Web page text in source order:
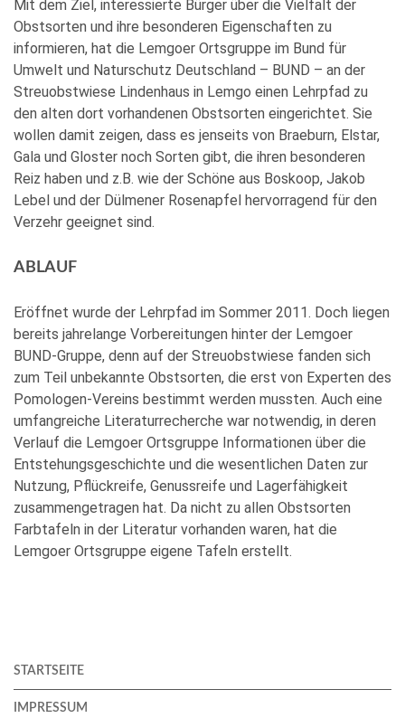
Mit dem Ziel, interessierte Bürger über die Vielfalt der
Obstsorten und ihre besonderen Eigenschaften zu
informieren, hat die Lemgoer Ortsgruppe im Bund für
Umwelt und Naturschutz Deutschland – BUND – an der
Streuobstwiese Lindenhaus in Lemgo einen Lehrpfad zu
den alten dort vorhandenen Obstsorten eingerichtet. Sie
wollen damit zeigen, dass es jenseits von Braeburn, Elstar,
Gala und Gloster noch Sorten gibt, die ihren besonderen
Reiz haben und z.B. wie der Schöne aus Boskoop, Jakob
Lebel und der Dülmener Rosenapfel hervorragend für den
Verzehr geeignet sind.
ABLAUF
Eröffnet wurde der Lehrpfad im Sommer 2011. Doch liegen
bereits jahrelange Vorbereitungen hinter der Lemgoer
BUND-Gruppe, denn auf der Streuobstwiese fanden sich
zum Teil unbekannte Obstsorten, die erst von Experten des
Pomologen-Vereins bestimmt werden mussten. Auch eine
umfangreiche Literaturrecherche war notwendig, in deren
Verlauf die Lemgoer Ortsgruppe Informationen über die
Entstehungsgeschichte und die wesentlichen Daten zur
Nutzung, Pflückreife, Genussreife und Lagerfähigkeit
zusammengetragen hat. Da nicht zu allen Obstsorten
Farbtafeln in der Literatur vorhanden waren, hat die
Lemgoer Ortsgruppe eigene Tafeln erstellt.
STARTSEITE
IMPRESSUM